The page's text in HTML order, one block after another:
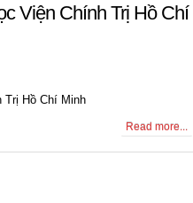
Viện Chính Trị Hồ Chí
Trị Hồ Chí Minh
Read more...